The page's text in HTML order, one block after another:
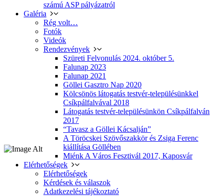
számú ASP pályázatról
Galéria
Rég volt…
Fotók
Videók
Rendezvények
Szüreti Felvonulás 2024. október 5.
Falunap 2023
Falunap 2021
Göllei Gasztro Nap 2020
Kölcsönös látogatás testvér-településünkkel
Csíkpálfalvával 2018
Látogatás testvér-településünkön Csíkpálfalván
2017
“Tavasz a Göllei Kácsalján”
A Töröcskei Szövőszakkör és Zsiga Ferenc
kiállítása Göllében
Miénk A Város Fesztivál 2017, Kaposvár
Elérhetőségek
Elérhetőségek
Kérdések és válaszok
Adatkezelési tájékoztató